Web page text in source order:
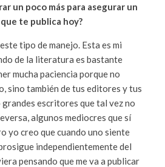
un poco más para asegurar un
te publica hoy?
tipo de manejo. Esta es mi
de la literatura es bastante
mucha paciencia porque no
sino también de tus editores y tus
escritores que tal vez no
algunos mediocres que sí
yo creo que cuando uno siente
independientemente del
pensando que me va a publicar